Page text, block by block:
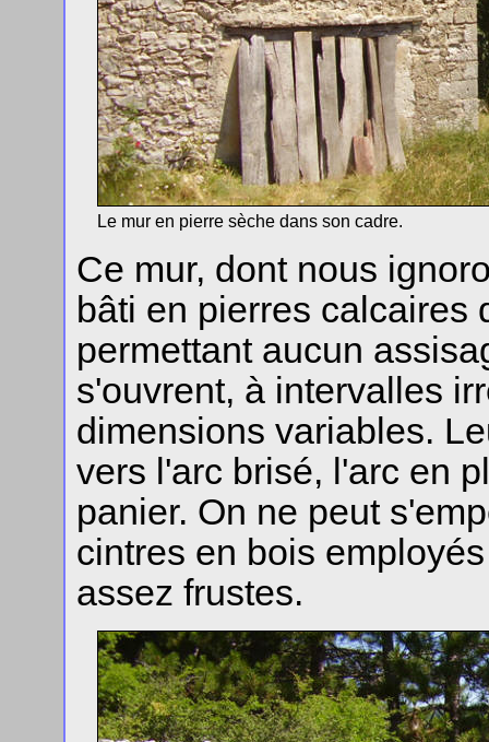
Le mur en pierre sèche dans son cadre.
Ce mur, dont nous
bâti en pierres calcaires
permettant aucun
s'ouvrent, à intervalles
dimensions variables.
vers l'arc brisé, l'arc en
panier. On ne peut
cintres en bois
assez frustes.